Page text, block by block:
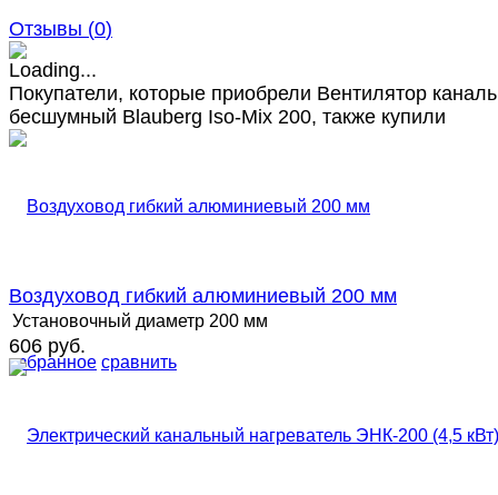
Отзывы (0)
Покупатели, которые приобрели Вентилятор
бесшумный Blauberg Iso-Mix 200, также купили
избранное сравнить
Воздуховод гибкий алюминиевый 200 мм
Установочный диаметр 200 мм
606 руб.